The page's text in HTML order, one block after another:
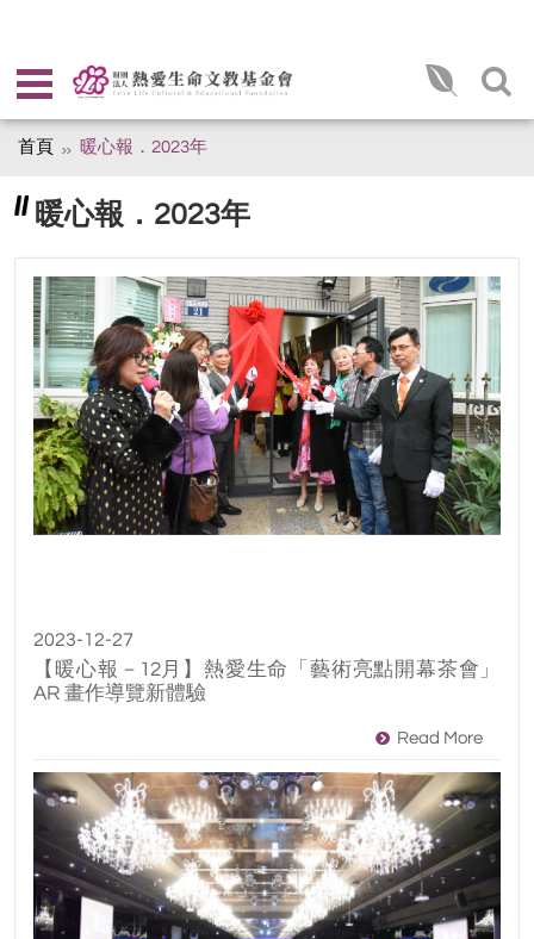
首頁 暖心報．2023年
暖心報．2023年
2023-12-27
【暖心報－12月】熱愛生命「藝術亮點開幕茶會」
AR 畫作導覽新體驗
Read More